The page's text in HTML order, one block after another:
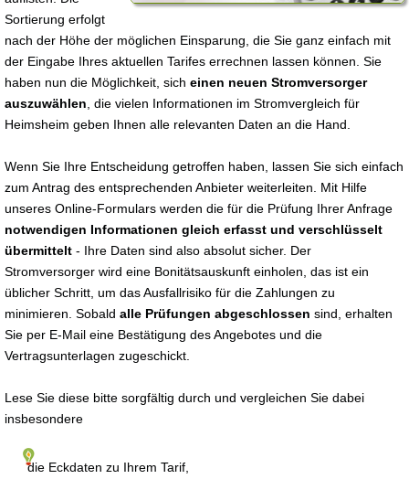
Sortierung erfolgt
nach der Höhe der möglichen Einsparung, die Sie ganz einfach mit
der Eingabe Ihres aktuellen Tarifes errechnen lassen können. Sie
haben nun die Möglichkeit, sich einen neuen Stromversorger
auszuwählen , die vielen Informationen im Stromvergleich für
Heimsheim geben Ihnen alle relevanten Daten an die Hand.
Wenn Sie Ihre Entscheidung getroffen haben, lassen Sie sich einfach
zum Antrag des entsprechenden Anbieter weiterleiten. Mit Hilfe
unseres Online-Formulars werden die für die Prüfung Ihrer Anfrage
notwendigen Informationen gleich erfasst und verschlüsselt
übermittelt - Ihre Daten sind also absolut sicher. Der
Stromversorger wird eine Bonitätsauskunft einholen, das ist ein
üblicher Schritt, um das Ausfallrisiko für die Zahlungen zu
minimieren. Sobald alle Prüfungen abgeschlossen sind, erhalten
Sie per E-Mail eine Bestätigung des Angebotes und die
Vertragsunterlagen zugeschickt.
Lese Sie diese bitte sorgfältig durch und vergleichen Sie dabei
insbesondere
die Eckdaten zu Ihrem Tarif,